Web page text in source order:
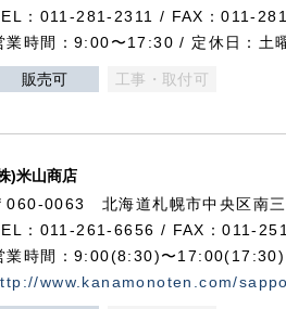
：011-281-2311 / FAX：011-
業時間：9:00〜17:30 / 定休日：土
販売可 工事・取付可
)米山商店
060-0063 北海道札幌市中央区南
：011-261-6656 / FAX：011-
業時間：9:00(8:30)〜17:00(17:30)
www.kanamonoten.com/